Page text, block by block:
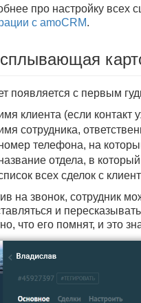
про настройку всех
с amoCRM.
появляется с первым
клиента (если контакт
сотрудника,
телефона, на
отдела, в
всех сделок c
на звонок, сотрудник
и
что его помнят, и это